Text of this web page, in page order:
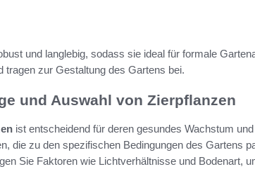
und langlebig, sodass sie ideal für formale
tragen zur Gestaltung des Gartens bei.
und Auswahl von Zierpflanzen
ist entscheidend für deren gesundes Wachstum
die zu den spezifischen Bedingungen des Gartens
Sie Faktoren wie Lichtverhältnisse und Bodenart,